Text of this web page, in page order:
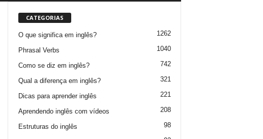
CATEGORIAS
O que significa em inglês? 1262
Phrasal Verbs 1040
Como se diz em inglês? 742
Qual a diferença em inglês? 321
Dicas para aprender inglês 221
Aprendendo inglês com vídeos 208
Estruturas do inglês 98